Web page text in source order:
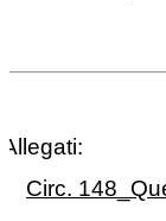
Allegati:
Circ.